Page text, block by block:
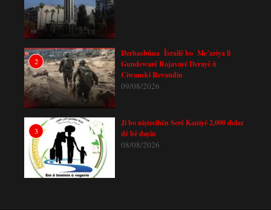
2
Derbasbûna Îsraîlê bo Me’ariya li
Gundewarê Rojavayê Derayê û
Ciwanekî Revandin
09/08/2026
3
Ji bo niştecihên Serê Kaniyê 2,000 dolar
dê bê dayîn
08/08/2026